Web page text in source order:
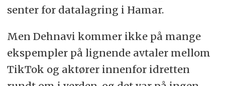
senter for datalagring i Hamar.
Men Dehnavi kommer ikke på mange
ekspempler på lignende avtaler mellom
TikTok og aktører innenfor idretten